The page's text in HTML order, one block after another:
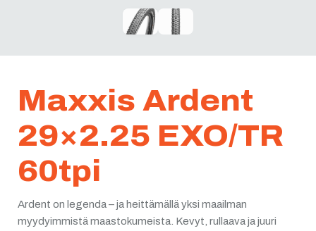
Maxxis Ardent
29×2.25 EXO/TR
60tpi
Ardent on legenda – ja heittämällä yksi maailman
myydyimmistä maastokumeista. Kevyt, rullaava ja juuri